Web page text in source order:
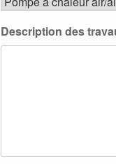
Description des